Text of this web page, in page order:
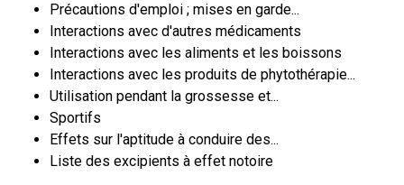
Précautions d'emploi ; mises en garde...
Interactions avec d'autres médicaments
Interactions avec les aliments et les boissons
Interactions avec les produits de phytothérapie...
Utilisation pendant la grossesse et...
Sportifs
Effets sur l'aptitude à conduire des...
Liste des excipients à effet notoire